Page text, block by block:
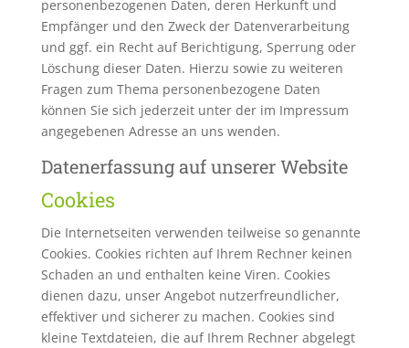
personenbezogenen Daten, deren Herkunft und
Empfänger und den Zweck der Datenverarbeitung
und ggf. ein Recht auf Berichtigung, Sperrung oder
Löschung dieser Daten. Hierzu sowie zu weiteren
Fragen zum Thema personenbezogene Daten
können Sie sich jederzeit unter der im Impressum
angegebenen Adresse an uns wenden.
Datenerfassung auf unserer Website
Cookies
Die Internetseiten verwenden teilweise so genannte
Cookies. Cookies richten auf Ihrem Rechner keinen
Schaden an und enthalten keine Viren. Cookies
dienen dazu, unser Angebot nutzerfreundlicher,
effektiver und sicherer zu machen. Cookies sind
kleine Textdateien, die auf Ihrem Rechner abgelegt